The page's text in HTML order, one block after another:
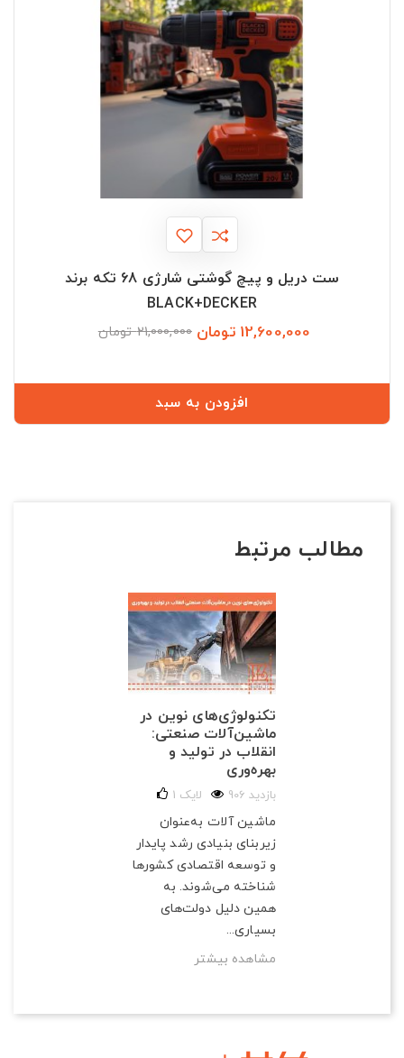
ست دریل و پیچ گوشتی شارژی 68 تکه برند
BLACK+DECKER
12,600,000 تومان 21,000,000 تومان
افزودن به سبد
مطالب مرتبط
تکنولوژی‌های نوین در
ماشین‌آلات صنعتی:
انقلاب در تولید و
بهره‌وری
906 بازدید 1 لایک
ماشین آلات به‌عنوان
زیربنای بنیادی رشد پایدار
و توسعه اقتصادی کشورها
شناخته می‌شوند. به
همین دلیل دولت‌های
بسیاری...
مشاهده بیشتر